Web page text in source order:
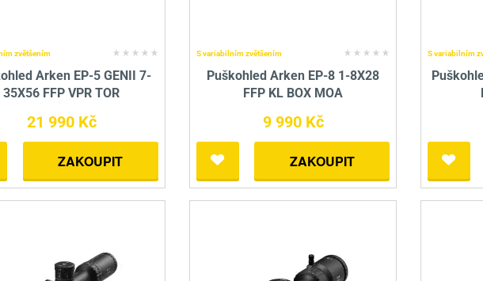
zvětšením
Arken EP-5 GENII 7-
35X56 FFP VPR TOR
21 990 Kč
ZAKOUPIT
S variabilním zvětšením
Puškohled Arken EP-8 1-8X28
FFP KL BOX MOA
9 990 Kč
ZAKOUPIT
S variabilním